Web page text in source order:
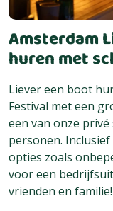
Amsterdam
huren met
Liever een boot
Festival met een
een van onze
personen.
opties zoals
voor een
vrienden en familie!